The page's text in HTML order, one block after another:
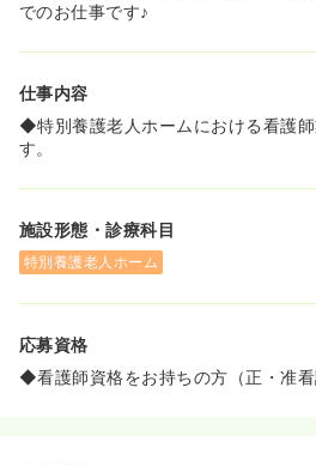
でのお仕事です♪
仕事内容
◆特別養護老人ホームにおける看護
す。
施設形態・診療科目
特別養護老人ホーム
応募資格
◆看護師資格をお持ちの方（正・准看